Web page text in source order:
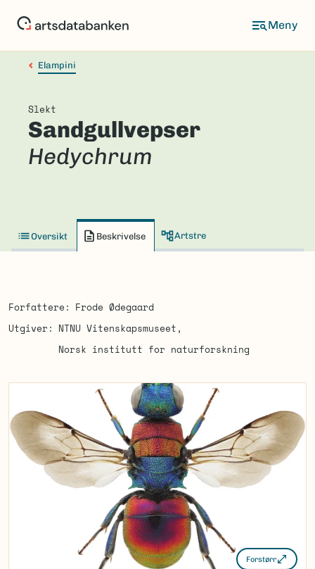
Elampini
Slekt
Sandgullvepser
Hedychrum
Oversikt Beskrivelse Artstre
Forfattere
Frode Ødegaard
Utgiver
NTNU Vitenskapsmuseet
Norsk institutt for naturforskning
Forstørr